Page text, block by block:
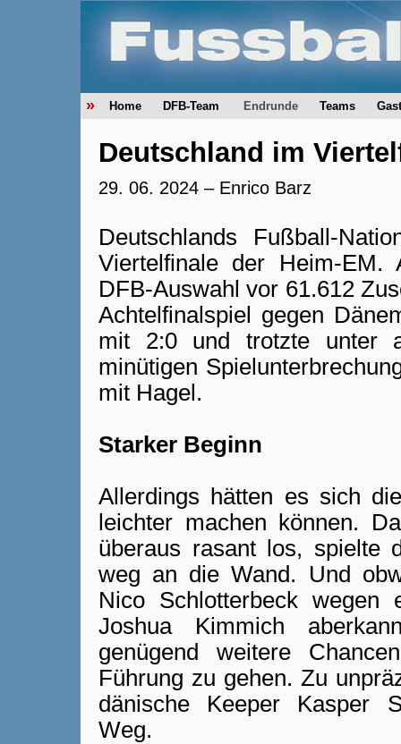
» Home DFB-Team Endrunde Teams
Deutschland im
29. 06. 2024 – Enrico Barz
Deutschlands Fußball-
Viertelfinale der Heim-EM.
DFB-Auswahl vor 61.612
Achtelfinalspiel gegen
mit 2:0 und trotzte unter
minütigen
mit Hagel.
Starker Beginn
Allerdings hätten es sich
leichter machen können.
überaus rasant los, spielte
weg an die Wand. Und
Nico Schlotterbeck wegen
Joshua Kimmich
genügend weitere
Führung zu gehen. Zu
dänische Keeper Kasper
Weg.